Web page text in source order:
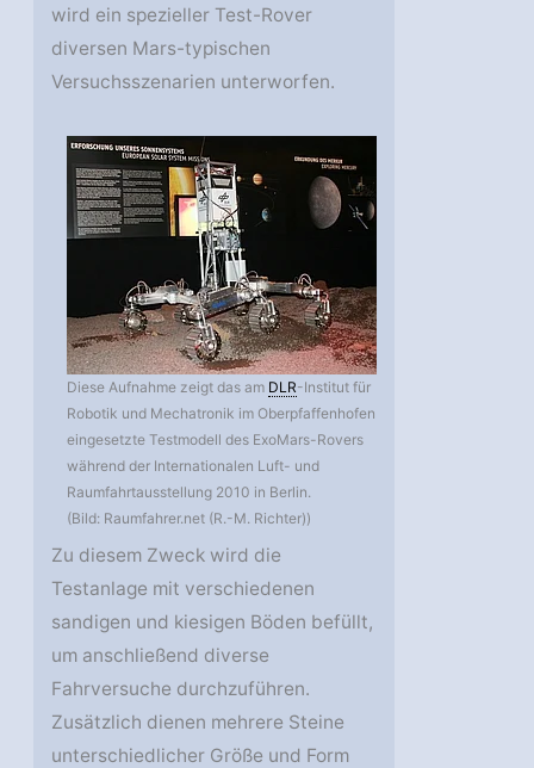
wird ein spezieller Test-Rover
diversen Mars-typischen
Versuchsszenarien unterworfen.
Diese Aufnahme zeigt das am DLR-Institut für
Robotik und Mechatronik im Oberpfaffenhofen
eingesetzte Testmodell des ExoMars-Rovers
während der Internationalen Luft- und
Raumfahrtausstellung 2010 in Berlin.
(Bild: Raumfahrer.net (R.-M. Richter))
Zu diesem Zweck wird die
Testanlage mit verschiedenen
sandigen und kiesigen Böden befüllt,
um anschließend diverse
Fahrversuche durchzuführen.
Zusätzlich dienen mehrere Steine
unterschiedlicher Größe und Form